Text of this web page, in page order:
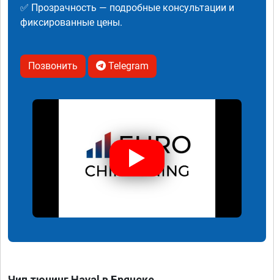
✅ Прозрачность — подробные консультации и
фиксированные цены.
Позвонить Telegram